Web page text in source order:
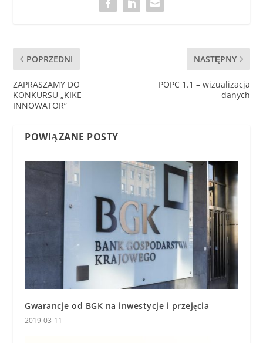
POPRZEDNI
ZAPRASZAMY DO
KONKURSU „KIKE
INNOWATOR”
NASTĘPNY
POPC 1.1 – wizualizacja
danych
POWIĄZANE POSTY
Gwarancje od BGK na inwestycje i przejęcia
2019-03-11